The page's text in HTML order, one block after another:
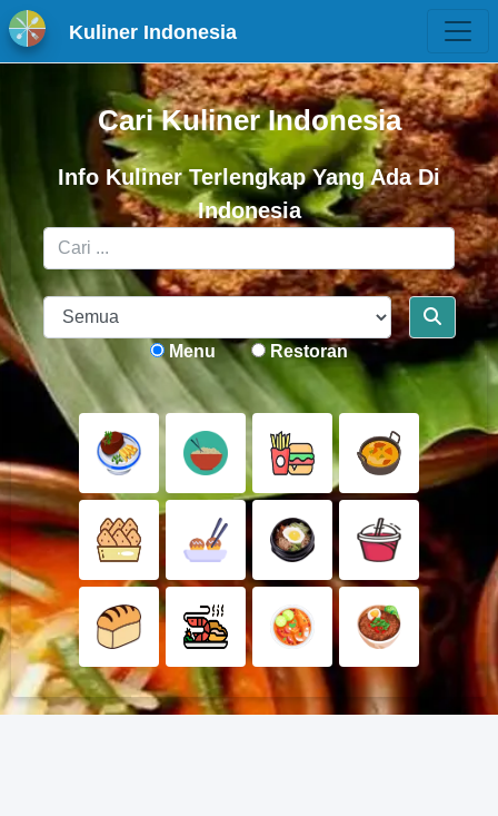
Kuliner Indonesia
Cari Kuliner Indonesia
Info Kuliner Terlengkap Yang Ada Di
Indonesia
Menu Restoran